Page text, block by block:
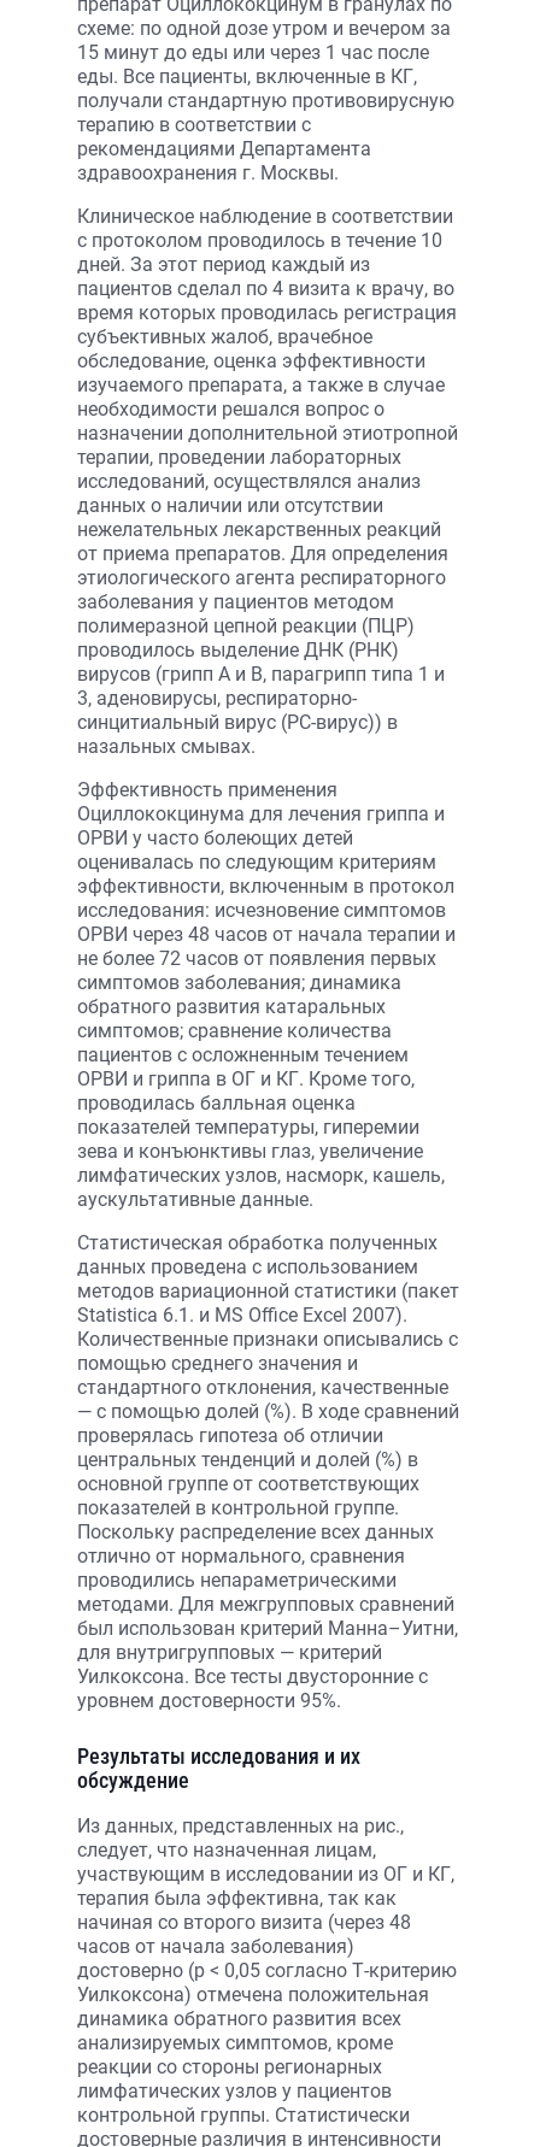
схеме: по одной дозе утром и вечером за
15 минут до еды или через 1 час после
еды. Все пациенты, включенные в КГ,
получали стандартную противовирусную
терапию в соответствии с
рекомендациями Департамента
здравоохранения г. Москвы.
Клиническое наблюдение в соответствии
с протоколом проводилось в течение 10
дней. За этот период каждый из
пациентов сделал по 4 визита к врачу, во
время которых проводилась регистрация
субъективных жалоб, врачебное
обследование, оценка эффективности
изучаемого препарата, а также в случае
необходимости решался вопрос о
назначении дополнительной этиотропной
терапии, проведении лабораторных
исследований, осуществлялся анализ
данных о наличии или отсутствии
нежелательных лекарственных реакций
от приема препаратов. Для определения
этиологического агента респираторного
заболевания у пациентов методом
полимеразной цепной реакции (ПЦР)
проводилось выделение ДНК (РНК)
вирусов (грипп А и В, парагрипп типа 1 и
3, аденовирусы, респираторно-
синцитиальный вирус (РС-вирус)) в
назальных смывах.
Эффективность применения
Оциллококцинума для лечения гриппа и
ОРВИ у часто болеющих детей
оценивалась по следующим критериям
эффективности, включенным в протокол
исследования: исчезновение симптомов
ОРВИ через 48 часов от начала терапии и
не более 72 часов от появления первых
симптомов заболевания; динамика
обратного развития катаральных
симптомов; сравнение количества
пациентов с осложненным течением
ОРВИ и гриппа в ОГ и КГ. Кроме того,
проводилась балльная оценка
показателей температуры, гиперемии
зева и конъюнктивы глаз, увеличение
лимфатических узлов, насморк, кашель,
аускультативные данные.
Статистическая обработка полученных
данных проведена с использованием
методов вариационной статистики (пакет
Statistica 6.1. и MS Office Excel 2007).
Количественные признаки описывались с
помощью среднего значения и
стандартного отклонения, качественные
— с помощью долей (%). В ходе сравнений
проверялась гипотеза об отличии
центральных тенденций и долей (%) в
основной группе от соответствующих
показателей в контрольной группе.
Поскольку распределение всех данных
отлично от нормального, сравнения
проводились непараметрическими
методами. Для межгрупповых сравнений
был использован критерий Манна–Уитни,
для внутригрупповых — критерий
Уилкоксона. Все тесты двусторонние с
уровнем достоверности 95%.
Результаты исследования и их
обсуждение
Из данных, представленных на рис.,
следует, что назначенная лицам,
участвующим в исследовании из ОГ и КГ,
терапия была эффективна, так как
начиная со второго визита (через 48
часов от начала заболевания)
достоверно (p < 0,05 согласно Т-критерию
Уилкоксона) отмечена положительная
динамика обратного развития всех
анализируемых симптомов, кроме
реакции со стороны регионарных
лимфатических узлов у пациентов
контрольной группы. Статистически
достоверные различия в интенсивности